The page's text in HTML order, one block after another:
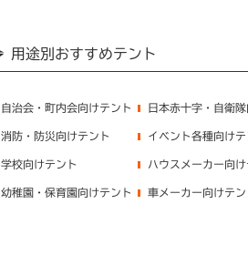
用途別おすすめテント
自治会・町内会向けテント
消防・防災向けテント
学校向けテント
幼稚園・保育園向けテント
日本赤十字・自衛
イベント各種向けテ
ハウスメーカー向け
車メーカー向けテン